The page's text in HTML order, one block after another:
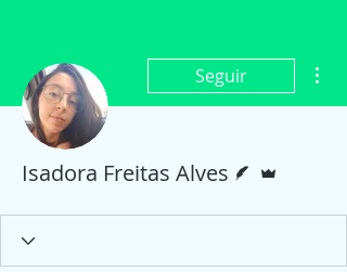
Seguir
Isadora Freitas Alves